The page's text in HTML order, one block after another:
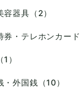
器具（2）
・テレホンカード
）
外国銭（10）